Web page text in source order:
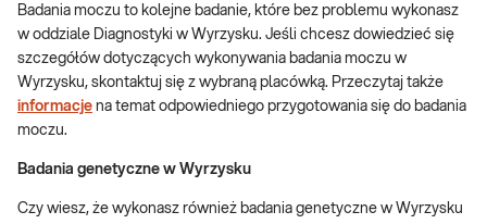
Badania moczu to kolejne badanie, które bez problemu wykonasz
w oddziale Diagnostyki w Wyrzysku. Jeśli chcesz dowiedzieć się
szczegółów dotyczących wykonywania badania moczu w
Wyrzysku, skontaktuj się z wybraną placówką. Przeczytaj także
informacje na temat odpowiedniego przygotowania się do badania
moczu.
Badania genetyczne w Wyrzysku
Czy wiesz, że wykonasz również badania genetyczne w Wyrzysku